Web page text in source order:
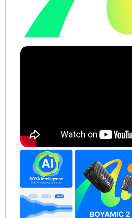
1 × taşıma çantası ve
Sonuç
teknolojileri ve uzun batarya
güvenle kullanılabilir. Eğer
kaliteli bir mikrofon sistemi
size göre olabilir.